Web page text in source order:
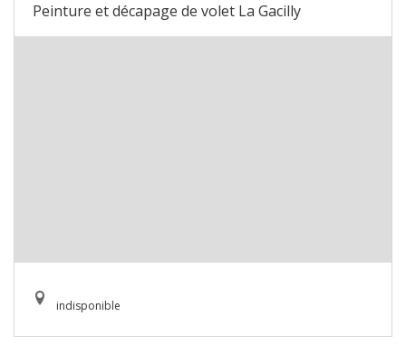
Peinture et décapage de volet La Gacilly
indisponible